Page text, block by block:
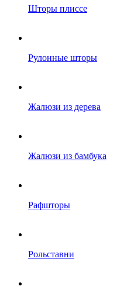
Шторы плиссе
Рулонные шторы
Жалюзи из дерева
Жалюзи из бамбука
Рафшторы
Рольставни